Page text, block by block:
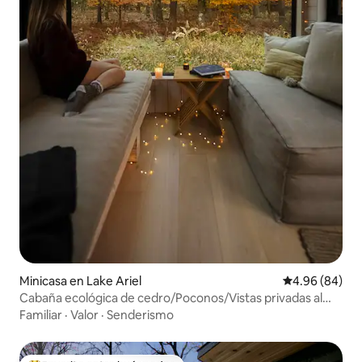
Minicasa en Lake Ariel Calificación
4.96 (84)
Cabaña ecológica de cedro/Poconos/Vistas privadas al
bosque
Familiar · Valor · Senderismo